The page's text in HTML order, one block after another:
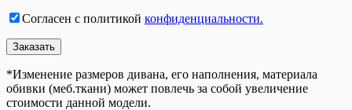
Согласен с политикой конфиденциальности.
*Изменение размеров дивана, его наполнения, материала
обивки (меб.ткани) может повлечь за собой увеличение
стоимости данной модели.